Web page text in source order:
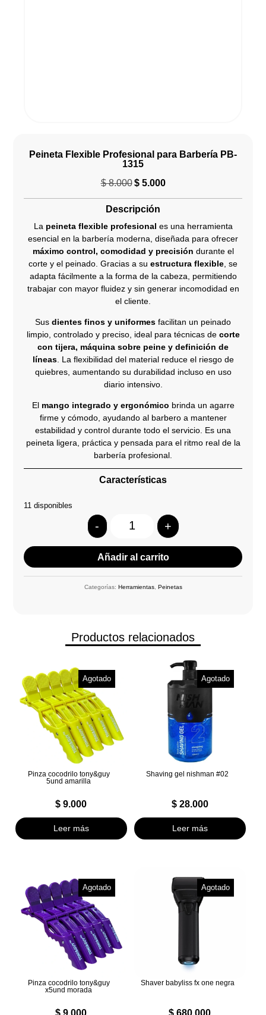
Peineta Flexible Profesional para Barbería PB-
1315
$8.000 El
original
era:
$ 8.000.
$5.000El
$ 5.000.
Descripción
La peineta flexible profesional es una herramienta
esencial en la barbería moderna, diseñada para ofrecer
máximo control, comodidad y precisión durante el
corte y el peinado. Gracias a su estructura flexible , se
adapta fácilmente a la forma de la cabeza, permitiendo
trabajar con mayor fluidez y sin generar incomodidad en
el cliente.
Sus dientes finos y uniformes facilitan un peinado
limpio, controlado y preciso, ideal para técnicas de corte
con tijera, máquina sobre peine y definición de
líneas. La flexibilidad del material reduce el riesgo de
quiebres, aumentando su durabilidad incluso en uso
diario intensivo.
El mango integrado y ergonómico brinda un agarre
firme y cómodo, ayudando al barbero a mantener
estabilidad y control durante todo el servicio. Es una
peineta ligera, práctica y pensada para el ritmo real de la
barbería profesional.
Características
11 disponibles
Quantity
- +
Añadir al carrito
Categorías: Herramientas, Peinetas
Productos relacionados
Agotado
Pinza cocodrilo tony&guy
5und amarilla
$ 9.000
Leer más
Agotado
Shaving gel nishman #02
$28.000
Leer más
Agotado
Pinza cocodrilo tony&guy
x5und morada
$ 9.000
Agotado
Shaver babyliss fx one negra
$ 680.000